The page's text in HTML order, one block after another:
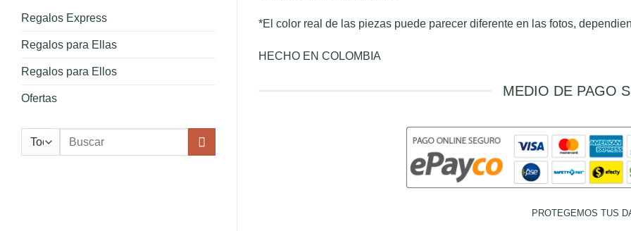
Regalos Express
Regalos para Ellas
Regalos para Ellos
Ofertas
Buscar
*El color real de las piezas puede parecer diferente en las fotos,
HECHO EN COLOMBIA
MEDIO DE PAGO
PROTEGEMOS TUS